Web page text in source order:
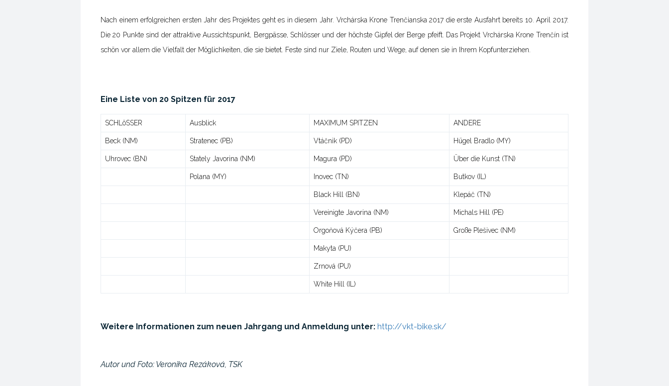
Nach einem erfolgreichen ersten Jahr des Projektes geht es in diesem Jahr. Vrchárska Krone Trenčianska 2017 die erste Ausfahrt bereits 10. April 2017.
Die 20 Punkte sind der attraktive Aussichtspunkt, Bergpässe, Schlösser und der höchste Gipfel der Berge pfeift. Das Projekt Vrchárska Krone Trenčín ist
schön vor allem die Vielfalt der Möglichkeiten, die sie bietet. Feste sind nur Ziele, Routen und Wege, auf denen sie in Ihrem Kopfunterziehen.
Eine Liste von 20 Spitzen für 2017
SCHLöSSER Ausblick MAXIMUM SPITZEN ANDERE
Beck (NM) Stratenec (PB) Vtáčnik (PD) Hügel Bradlo (MY)
Uhrovec (BN) Stately Javorina (NM) Magura (PD) Über die Kunst (TN)
Polana (MY) Inovec (TN) Butkov (IL)
Black Hill (BN) Klepáč (TN)
Vereinigte Javorina (NM) Michals Hill (PE)
Orgoňová Kýčera (PB) Große Plešivec (NM)
Makyta (PU)
Zrnová (PU)
White Hill (IL)
Weitere Informationen zum neuen Jahrgang und Anmeldung unter: http://vkt-bike.sk/
Autor und Foto: Veronika Rezáková, TSK